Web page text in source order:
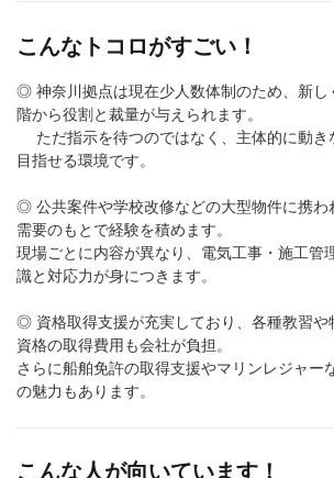
こんなトコロがすごい！
◎ 神奈川拠点は現在少人数体制のため、新し
階から役割と裁量が与えられます。
ただ指示を待つのではなく、主体的に動き
目指せる環境です。
◎ 公共案件や学校改修などの大型物件に携わ
需要のもとで経験を積めます。
現場ごとに内容が異なり、電気工事・施工管
識と対応力が身につきます。
◎ 資格取得支援が充実しており、各種教習や
資格の取得費用も会社が負担。
さらに船舶免許の取得支援やマリンレジャー
の魅力もあります。
こんな人が向いています！